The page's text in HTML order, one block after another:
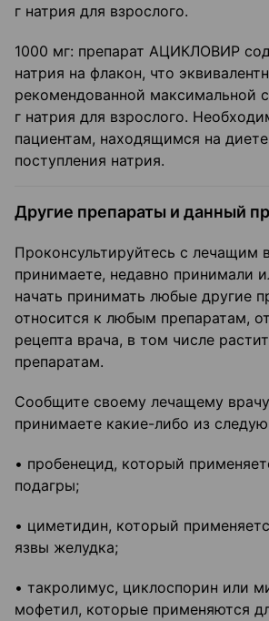
г натрия для взрослого.
1000 мг: препарат АЦИКЛОВИР
натрия на флакон, что
рекомендованной максимальной
г натрия для взрослого.
пациентам, находящимся на
поступления натрия.
Другие препараты и данный
Проконсультируйтесь с лечащим
принимаете, недавно принимали
начать принимать любые другие
относится к любым препаратам,
рецепта врача, в том числе
препаратам.
Сообщите своему лечащему
принимаете какие-либо из
• пробенецид, который
подагры;
• циметидин, который
язвы желудка;
• такролимус, циклоспорин или
мофетил, которые применяются